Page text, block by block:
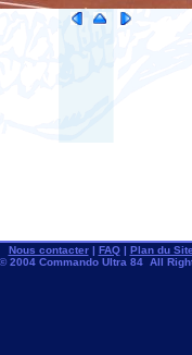
Nous contacter| FAQ| Plan du Site
2004 Commando Ultra 84 All